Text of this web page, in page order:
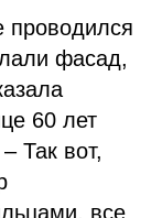
фасад,
60 лет
Так вот,
все